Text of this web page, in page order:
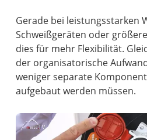
Gerade bei leistungsstarken
Schweißgeräten oder
dies für mehr Flexibilität.
der organisatorische
weniger separate
aufgebaut werden müssen.